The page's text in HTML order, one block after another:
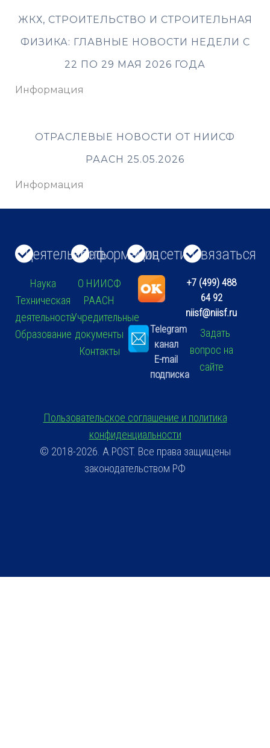
ЖКХ, СТРОИТЕЛЬСТВО И СТРОИТЕЛЬНАЯ
ФИЗИКА: ГЛАВНЫЕ НОВОСТИ НЕДЕЛИ С
22 ПО 29 МАЯ 2026 ГОДА
Информация
ОТРАСЛЕВЫЕ НОВОСТИ ОТ НИИСФ
РААСН 25.05.2026
Информация
Деятельность
Наука
Техническая
деятельность
Образование
Информация
О НИИСФ
РААСН
Учредительные
документы
Контакты
Соцсети
Telegram
канал
E-mail
подписка
Связаться
+7 (499) 488
64 92
niisf@niisf.ru
Задать
вопрос на
сайте
Пользовательское соглашение и политика
конфиденциальности
© 2018-2026. A.POST. Все права защищены
законодательством РФ